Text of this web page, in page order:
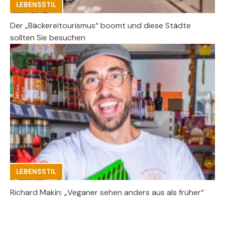
LEBENSSTIL
Der „Bäckereitourismus“ boomt und diese Städte
sollten Sie besuchen
LEBENSSTIL
Richard Makin: „Veganer sehen anders aus als früher“